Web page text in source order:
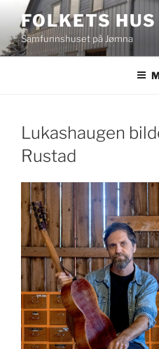
innhold
FOLKETS
Samfunnshuset på Jømna
Lukashaugen
Rustad